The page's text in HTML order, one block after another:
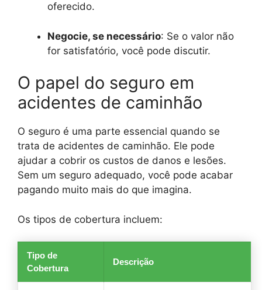
oferecido.
Negocie, se necessário: Se o valor não
for satisfatório, você pode discutir.
O papel do seguro em
acidentes de caminhão
O seguro é uma parte essencial quando se
trata de acidentes de caminhão. Ele pode
ajudar a cobrir os custos de danos e lesões.
Sem um seguro adequado, você pode acabar
pagando muito mais do que imagina.
Os tipos de cobertura incluem:
Tipo de
Cobertura
Descrição